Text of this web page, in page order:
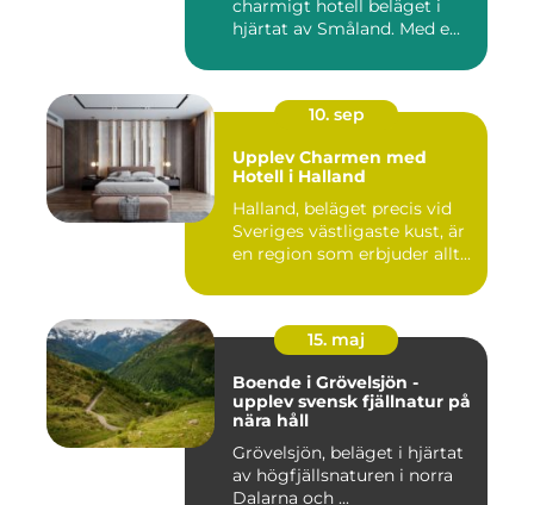
charmigt hotell beläget i
hjärtat av Småland. Med e...
10. sep
Upplev Charmen med
Hotell i Halland
Halland, beläget precis vid
Sveriges västligaste kust, är
en region som erbjuder allt...
15. maj
Boende i Grövelsjön -
upplev svensk fjällnatur på
nära håll
Grövelsjön, beläget i hjärtat
av högfjällsnaturen i norra
Dalarna och ...